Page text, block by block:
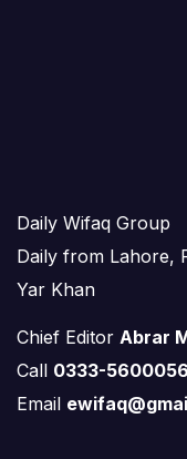
Daily Wifaq Group
Daily from Lahore,
Yar Khan
Chief Editor Abrar
Call 0333-5600056
Email